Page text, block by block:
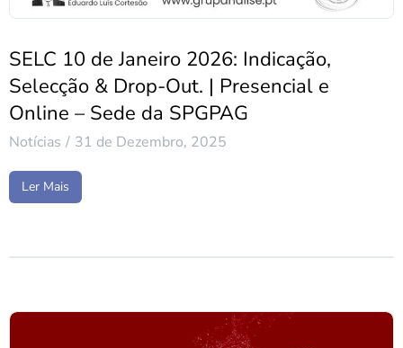
SELC 10 de Janeiro 2026: Indicação,
Selecção & Drop-Out. | Presencial e
Online – Sede da SPGPAG
Notícias 31 de Dezembro, 2025
Ler Mais